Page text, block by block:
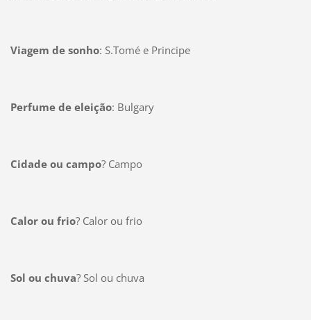
Viagem de sonho: S.Tomé e Principe
Perfume de eleição: Bulgary
Cidade ou campo? Campo
Calor ou frio? Calor ou frio
Sol ou chuva? Sol ou chuva